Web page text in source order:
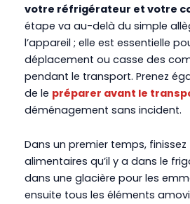
votre réfrigérateur et votre
étape va au-delà du simple
l’appareil ; elle est essentielle
déplacement ou casse des
pendant le transport. Prenez
de le préparer avant le
déménagement sans incident.
Dans un premier temps,
alimentaires qu’il y a dans le
dans une glacière pour les
ensuite tous les éléments